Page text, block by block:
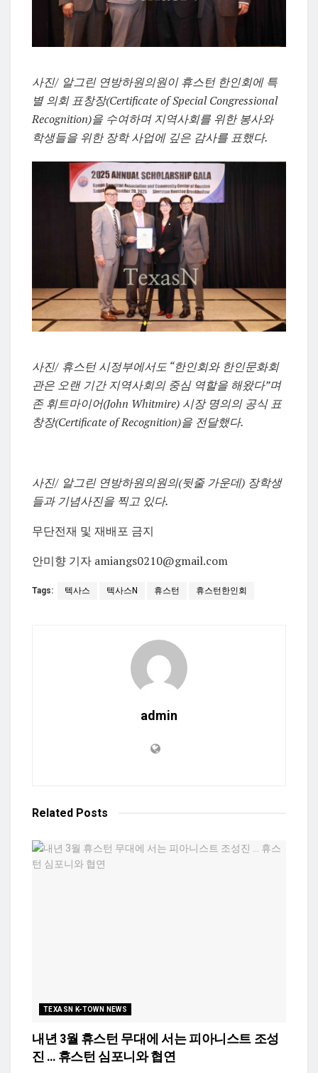
사진/ 알그린 연방하원의원이 휴스턴 한인회에 특
별 의회 표창장(Certificate of Special Congressional
Recognition)을 수여하며 지역사회를 위한 봉사와
학생들을 위한 장학 사업에 깊은 감사를 표했다.
사진/ 휴스턴 시정부에서도 “한인회와 한인문화회
관은 오랜 기간 지역사회의 중심 역할을 해왔다”며
존 휘트마이어(John Whitmire) 시장 명의의 공식 표
창장(Certificate of Recognition)을 전달했다.
사진/ 알그린 연방하원의원의(뒷줄 가운데) 장학생
들과 기념사진을 찍고 있다.
무단전재 및 재배포 금지
안미향 기자 amiangs0210@gmail.com
Tags: 텍사스 텍사스N 휴스턴 휴스턴한인회
admin
Related Posts
TEXASN K-TOWN NEWS
내년 3월 휴스턴 무대에 서는 피아니스트 조성
진 … 휴스턴 심포니와 협연